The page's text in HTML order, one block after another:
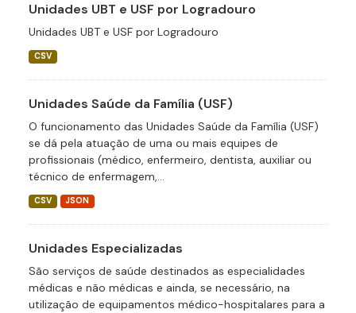
Unidades UBT e USF por Logradouro
Unidades UBT e USF por Logradouro
CSV
Unidades Saúde da Família (USF)
O funcionamento das Unidades Saúde da Família (USF)
se dá pela atuação de uma ou mais equipes de
profissionais (médico, enfermeiro, dentista, auxiliar ou
técnico de enfermagem,...
CSV JSON
Unidades Especializadas
São serviços de saúde destinados as especialidades
médicas e não médicas e ainda, se necessário, na
utilização de equipamentos médico-hospitalares para a